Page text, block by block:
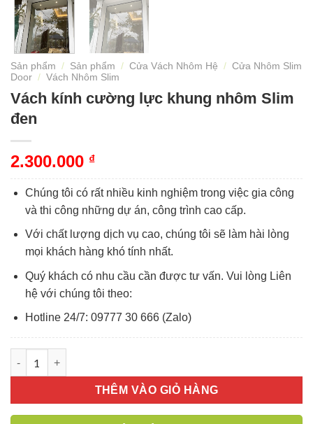
Sản phẩm / Sản phẩm / Cửa Vách Nhôm Hệ / Cửa Nhôm Slim
Door / Vách Nhôm Slim
Vách kính cường lực khung nhôm Slim
đen
2.300.000 ₫
Chúng tôi có rất nhiều kinh nghiệm trong việc gia công
và thi công những dự án, công trình cao cấp.
Với chất lượng dịch vụ cao, chúng tôi sẽ làm hài lòng
mọi khách hàng khó tính nhất.
Quý khách có nhu cầu cần được tư vấn. Vui lòng Liên
hệ với chúng tôi theo:
Hotline 24/7: 09777 30 666 (Zalo)
THÊM VÀO GIỎ HÀNG